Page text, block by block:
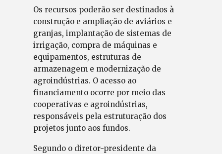
Os recursos poderão ser destinados à
construção e ampliação de aviários e
granjas, implantação de sistemas de
irrigação, compra de máquinas e
equipamentos, estruturas de
armazenagem e modernização de
agroindústrias. O acesso ao
financiamento ocorre por meio das
cooperativas e agroindústrias,
responsáveis pela estruturação dos
projetos junto aos fundos.
Segundo o diretor-presidente da